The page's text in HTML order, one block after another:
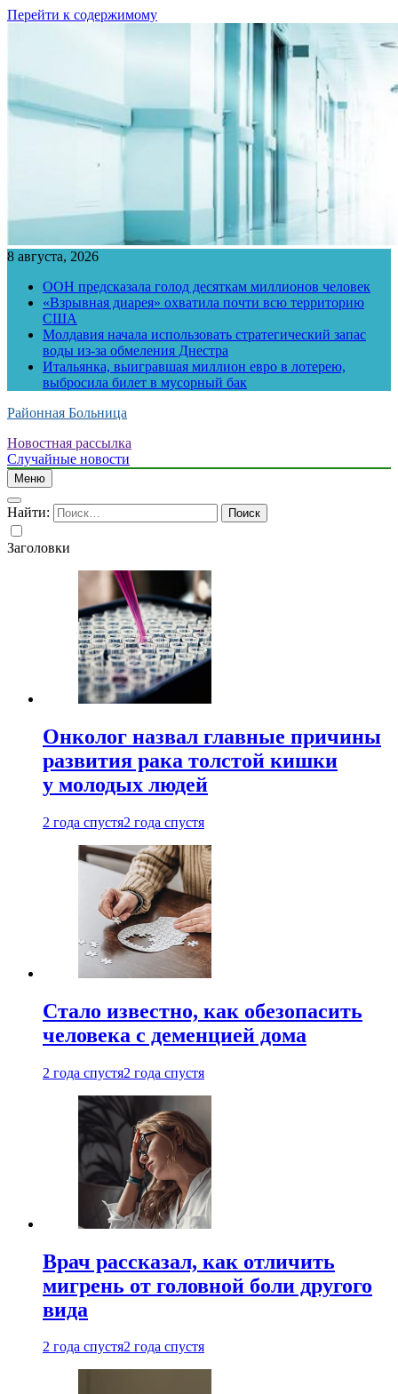
Перейти к содержимому
8 августа, 2026
ООН предсказала голод десяткам миллионов человек
«Взрывная диарея» охватила почти всю территорию
США
Молдавия начала использовать стратегический запас
воды из-за обмеления Днестра
Итальянка, выигравшая миллион евро в лотерею,
выбросила билет в мусорный бак
Районная Больница
Новостная рассылка
Случайные новости
Меню
Найти:
Заголовки
Онколог назвал главные причины
развития рака толстой кишки
у молодых людей
2 года спустя2 года спустя
Стало известно, как обезопасить
человека с деменцией дома
2 года спустя2 года спустя
Врач рассказал, как отличить
мигрень от головной боли другого
вида
2 года спустя2 года спустя